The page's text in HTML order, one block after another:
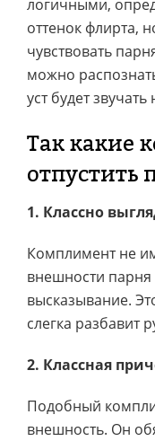
логичными,
оттенок флирта,
чувствовать
можно
уст будет
Так какие
отпустить
1. Классно
Комплимент не
внешности
высказывание.
слегка разбавит
2. Классная
Подобный
внешность. Он